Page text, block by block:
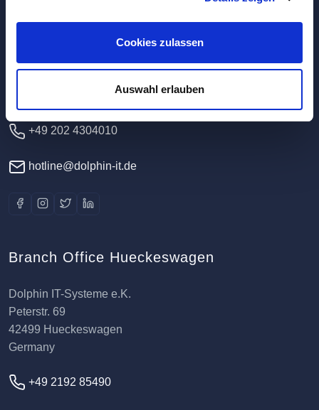
Cookies zulassen
Auswahl erlauben
Dolphin IT-Systeme e.K.
Clausewitzstr. 47A
+49 202 4304010
hotline@dolphin-it.de
Branch Office Hueckeswagen
Dolphin IT-Systeme e.K.
Peterstr. 69
42499 Hueckeswagen
Germany
+49 2192 85490